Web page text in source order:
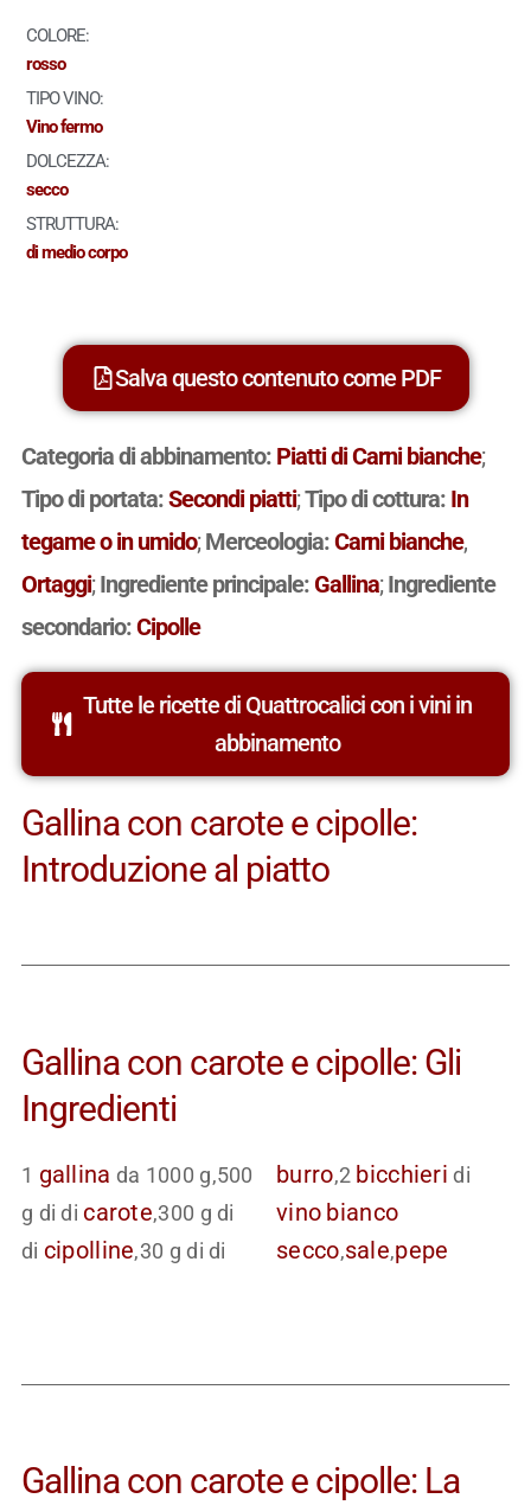
COLORE:
rosso
TIPO VINO:
Vino fermo
DOLCEZZA:
secco
STRUTTURA:
di medio corpo
Salva questo contenuto come PDF
Categoria di abbinamento: Piatti di Carni bianche;
Tipo di portata:Secondi piatti;Tipo di cottura: In
tegame o in umido;Merceologia:Carni bianche,
Ortaggi;Ingrediente principale: Gallina;Ingrediente
secondario:Cipolle
Tutte le ricette di Quattrocalici con i vini in
abbinamento
Gallina con carote e cipolle:
Introduzione al piatto
Gallina con carote e cipolle: Gli
Ingredienti
1 gallina da 1000 g,500
g di di carote,300 g di
di cipolline,30 g di di
burro,2 bicchieri di
vino bianco
secco,sale,pepe
Gallina con carote e cipolle: La